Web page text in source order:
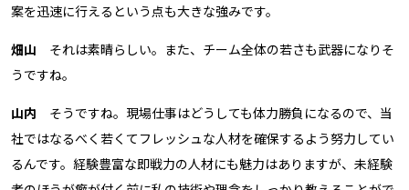
案を迅速に行えるという点も大きな強みです。
畑山 それは素晴らしい。また、チーム全体の若さも武器になりそ
うですね。
山内 そうですね。現場仕事はどうしても体力勝負になるので、当
社ではなるべく若くてフレッシュな人材を確保するよう努力してい
るんです。経験豊富な即戦力の人材にも魅力はありますが、未経験